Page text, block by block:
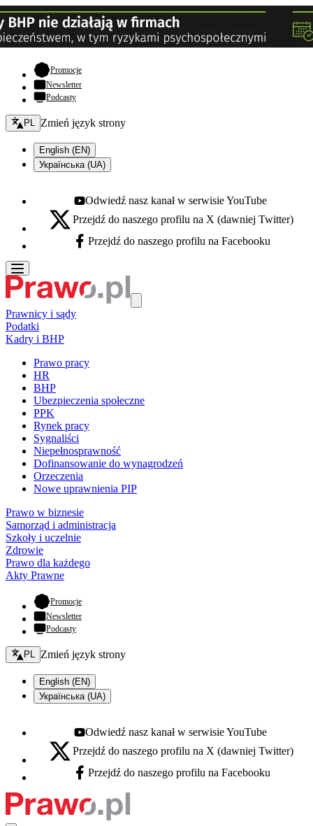
Promocje- otwiera się w nowej karcie
Newsletter
Podcasty
Zmień język - bieżący:
PL Zmień język strony
English (EN)
Українська (UA)
Youtube - otwiera się w nowej karcie
Odwiedź nasz kanał w serwisie YouTube
X - otwiera się w nowej karcie
Przejdź do naszego profilu na X (dawniej Twitter)
Facebook - otwiera się w nowej karcie
Przejdź do naszego profilu na Facebooku
Prawnicy i sądy
Podatki
Kadry i BHP
Prawo pracy
HR
BHP
Ubezpieczenia społeczne
PPK
Rynek pracy
Sygnaliści
Niepełnosprawność
Dofinansowanie do wynagrodzeń
Orzeczenia
Nowe uprawnienia PIP
Prawo w biznesie
Samorząd i administracja
Szkoły i uczelnie
Zdrowie
Prawo dla każdego
Akty Prawne
Promocje- otwiera się w nowej karcie
Newsletter
Podcasty
Zmień język - bieżący:
PL Zmień język strony
English (EN)
Українська (UA)
Youtube - otwiera się w nowej karcie
Odwiedź nasz kanał w serwisie YouTube
X - otwiera się w nowej karcie
Przejdź do naszego profilu na X (dawniej Twitter)
Facebook - otwiera się w nowej karcie
Przejdź do naszego profilu na Facebooku